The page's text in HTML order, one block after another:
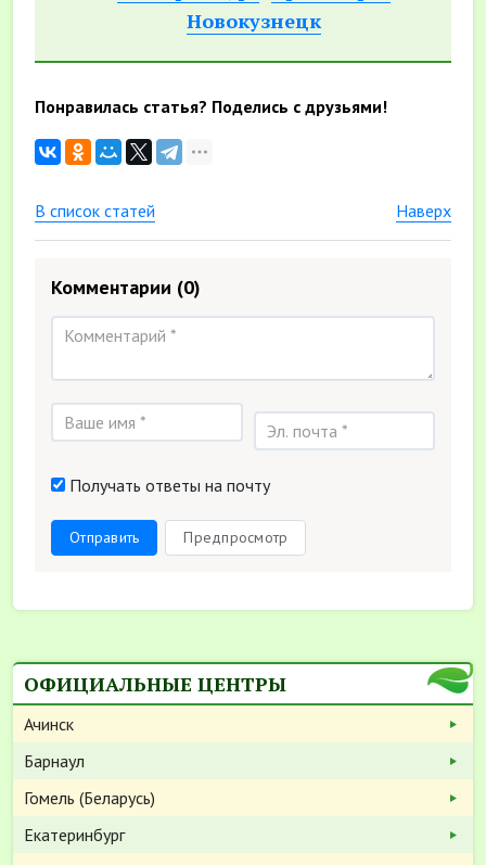
Новокузнецк
Понравилась статья? Поделись с друзьями!
В список статей Наверх
Комментарии (0)
Получать ответы на почту
Отправить Предпросмотр
ОФИЦИАЛЬНЫЕ ЦЕНТРЫ
Ачинск
Барнаул
Гомель (Беларусь)
Екатеринбург